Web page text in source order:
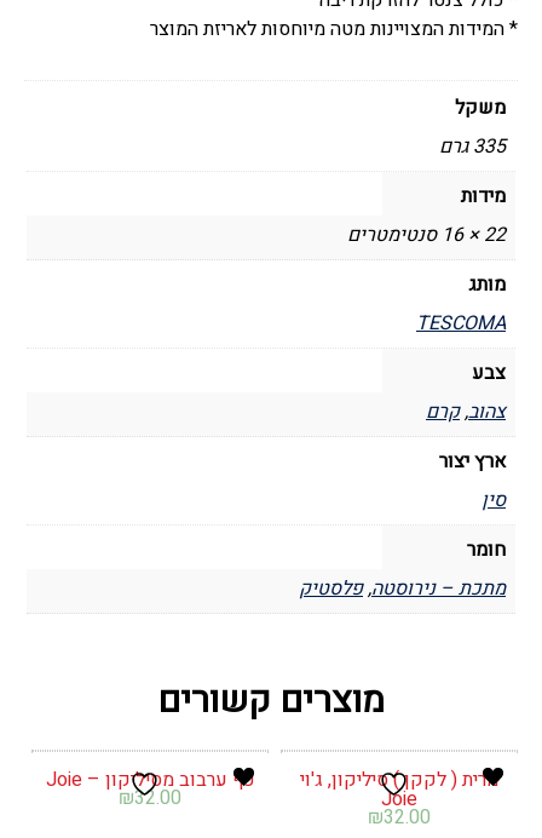
* המידות המצויינות מטה מיוחסות לאריזת המוצר
משקל
335 גרם
מידות
22 × 16 סנטימטרים
מותג
TESCOMA
צבע
צהוב,קרם
ארץ יצור
סין
חומר
מתכת – נירוסטה,פלסטיק
מוצרים קשורים
מרית ( לקקן ) סיליקון, ג'וי
Joie
₪32.00
כף ערבוב מסיליקון – Joie
₪32.00